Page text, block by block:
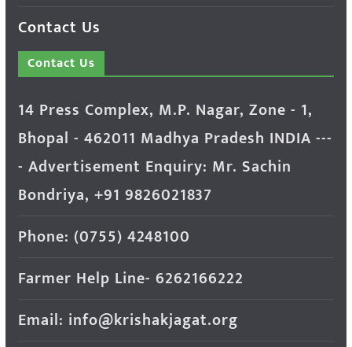
Contact Us
Contact Us
14 Press Complex, M.P. Nagar, Zone - 1,
Bhopal - 462011 Madhya Pradesh INDIA ---
- Advertisement Enquiry: Mr. Sachin
Bondriya, +91 9826021837
Phone: (0755) 4248100
Farmer Help Line- 6262166222
Email: info@krishakjagat.org